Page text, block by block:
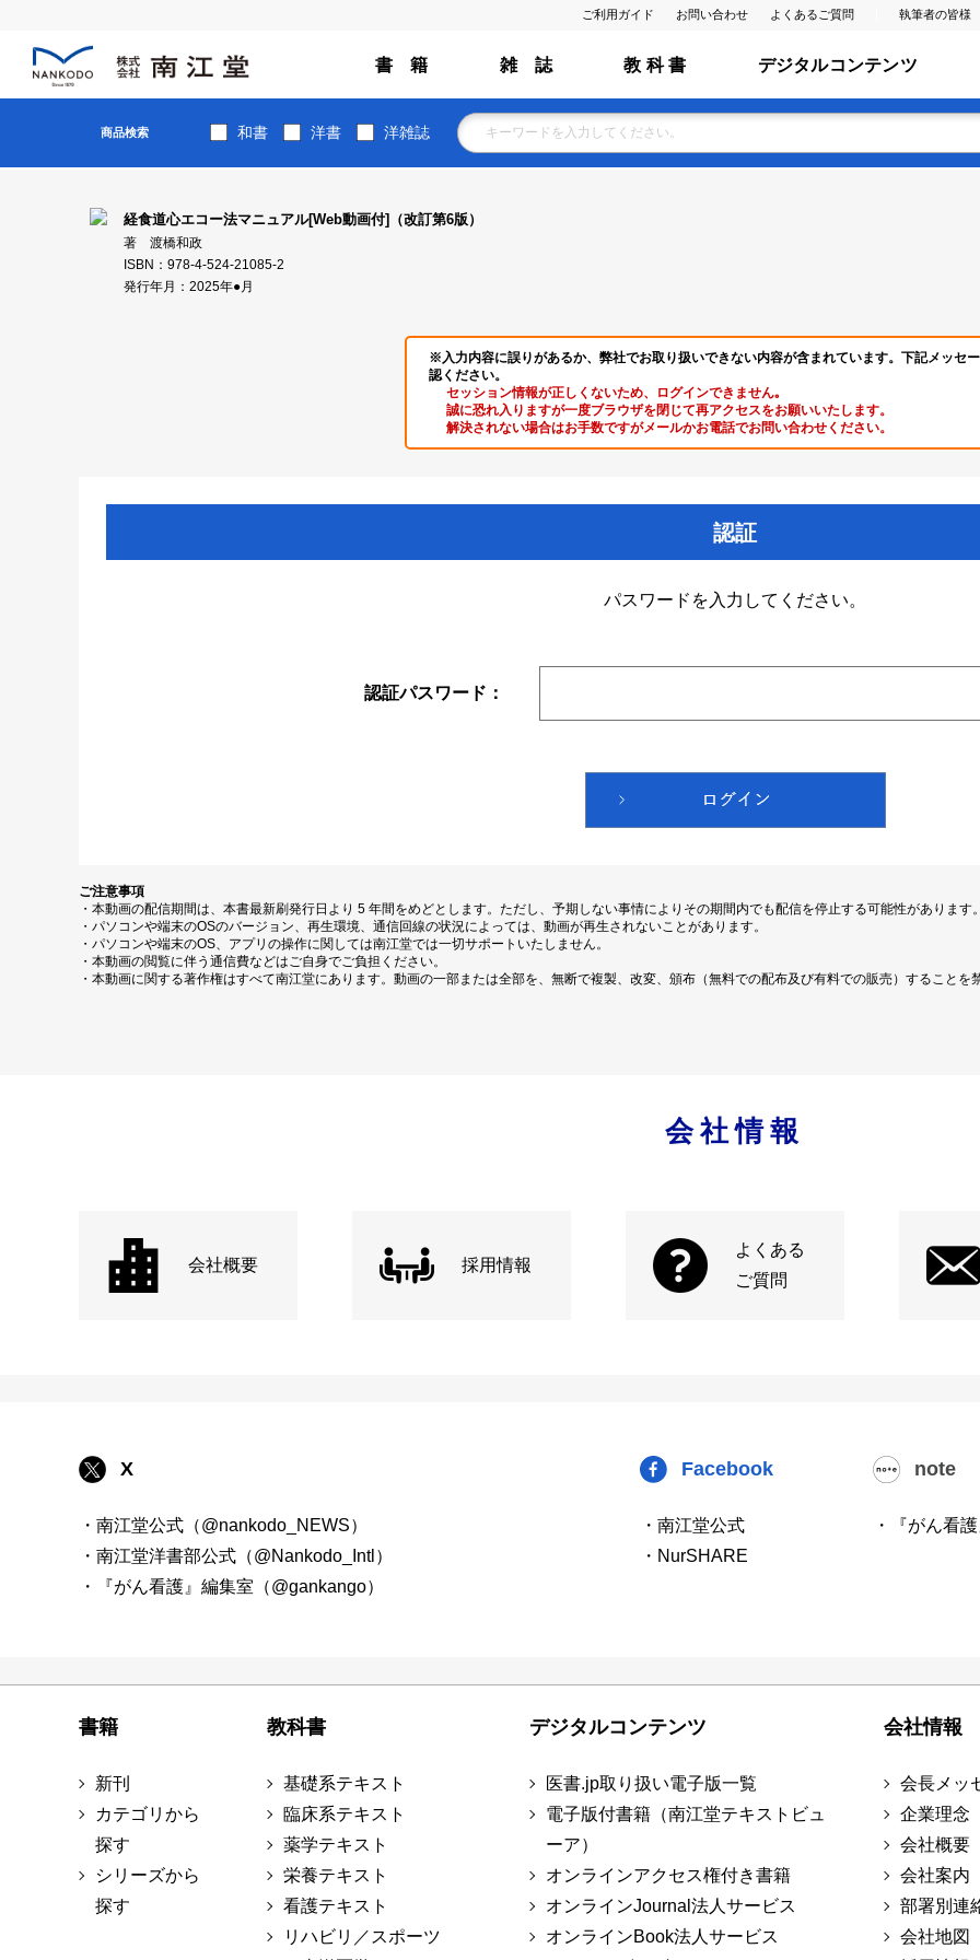
ご利用ガイド お問い合わせ よくあるご質問 執筆者の皆様
書 籍 雑 誌 教 科 書 デジタルコンテンツ
商品検索 和書 洋書 洋雑誌
経食道心エコー法マニュアル[Web動画付]（改訂第6版）
著 渡橋和政
ISBN：978-4-524-21085-2
発行年月：2025年●月
※入力内容に誤りがあるか、弊社でお取り扱いできない内容が含まれています。下記メッセ
認ください。
セッション情報が正しくないため、ログインできません｡
誠に恐れ入りますが一度ブラウザを閉じて再アクセスをお願いいたします。
解決されない場合はお手数ですがメールかお電話でお問い合わせください。
認証
パスワードを入力してください。
認証パスワード：
ご注意事項
・本動画の配信期間は、本書最新刷発行日より 5 年間をめどとします。ただし、予期しない事情によりその期間内でも配信を停止する可能性があります。
・パソコンや端末のOSのバージョン、再生環境、通信回線の状況によっては、動画が再生されないことがあります。
・パソコンや端末のOS、アプリの操作に関しては南江堂では一切サポートいたしません。
・本動画の閲覧に伴う通信費などはご自身でご負担ください。
・本動画に関する著作権はすべて南江堂にあります。動画の一部または全部を、無断で複製、改変、頒布（無料での配布及び有料での販売）することを
会社情報
会社概要 採用情報
よくある
ご質問
X
・南江堂公式（@nankodo_NEWS）
・南江堂洋書部公式（@Nankodo_Intl）
・『がん看護』編集室（@gankango）
Facebook
・南江堂公式
・NurSHARE
note
・『がん看
書籍
新刊
カテゴリから
探す
シリーズから
探す
教科書
基礎系テキスト
臨床系テキスト
薬学テキスト
栄養テキスト
看護テキスト
リハビリ／スポーツ
デジタルコンテンツ
医書.jp取り扱い電子版一覧
電子版付書籍（南江堂テキストビュ
ーア）
オンラインアクセス権付き書籍
オンラインJournal法人サービス
オンラインBook法人サービス
会社情報
会長メッ
企業理念
会社概要
会社案内
部署別連
会社地図